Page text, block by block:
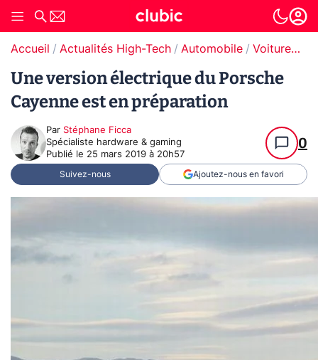
Accueil Actualités High-Tech Automobile Voitures électriques
Une version électrique du Porsche
Cayenne est en préparation
Par Stéphane Ficca
Spécialiste hardware & gaming
Publié le 25 mars 2019 à 20h57
0
Suivez-nous Ajoutez-nous en favori